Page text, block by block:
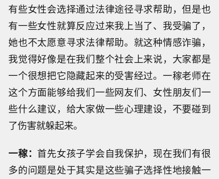
有些女性会选择通过法律途径寻求帮助，但是也
有一些女性就算反应过来我上当了、我受骗了，
她也不太愿意寻求法律帮助。就这种情感诈骗，
我觉得好像是在我们整个社会上来说，大家都是
一个很想把它隐藏起来的受害经过。一稼老师在
这个方面能够给我们一些网友们、女性朋友们一
些什么建议，给大家做一些心理建设，不要碰到
了伤害就躲起来。
一稼： 首先女孩子学会自我保护，现在我们有很
多的问题是处于其实是这些骗子选择性地接触一